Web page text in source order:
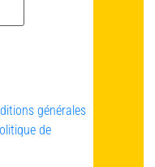
générales
de